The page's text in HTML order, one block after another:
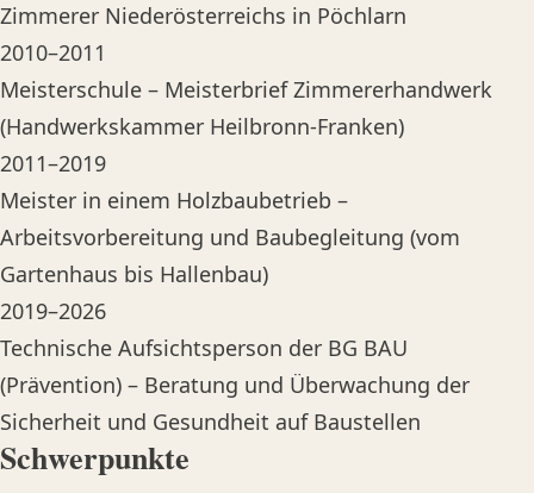
Zimmerer Niederösterreichs in Pöchlarn
2010–2011
Meisterschule – Meisterbrief Zimmererhandwerk
(Handwerkskammer Heilbronn-Franken)
2011–2019
Meister in einem Holzbaubetrieb –
Arbeitsvorbereitung und Baubegleitung (vom
Gartenhaus bis Hallenbau)
2019–2026
Technische Aufsichtsperson der BG BAU
(Prävention) – Beratung und Überwachung der
Sicherheit und Gesundheit auf Baustellen
Schwerpunkte